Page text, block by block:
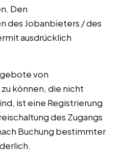
Den
des Jobanbieters / des
ausdrücklich
von
können, die nicht
ist eine Registrierung
des Zugangs
Buchung bestimmter